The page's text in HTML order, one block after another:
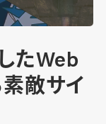
たWeb
敵サイ